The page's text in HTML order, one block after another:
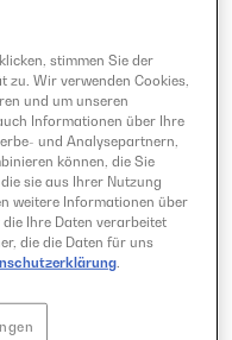
stimmen Sie der
zu. Wir verwenden Cookies,
und um unseren
Informationen über Ihre
und Analysepartnern,
können, die Sie
sie aus Ihrer Nutzung
weitere Informationen über
Ihre Daten verarbeitet
die die Daten für uns